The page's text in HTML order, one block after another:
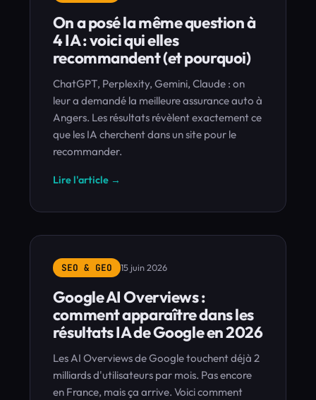
On a posé la même question à
4 IA : voici qui elles
recommandent (et pourquoi)
ChatGPT, Perplexity, Gemini, Claude : on
leur a demandé la meilleure assurance auto à
Angers. Les résultats révèlent exactement ce
que les IA cherchent dans un site pour le
recommander.
Lire l'article →
SEO & GEO 15 juin 2026
Google AI Overviews :
comment apparaître dans les
résultats IA de Google en 2026
Les AI Overviews de Google touchent déjà 2
milliards d'utilisateurs par mois. Pas encore
en France, mais ça arrive. Voici comment